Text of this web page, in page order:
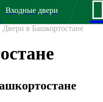
Входные двери
Двери в Башкортостане